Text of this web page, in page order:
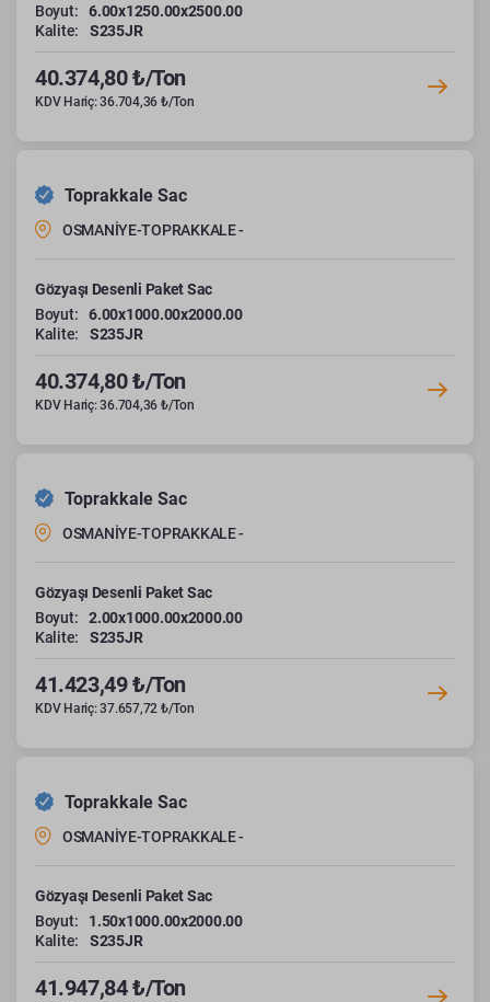
Boyut:
6.00x1250.00x2500.00
Kalite:
S235JR
40.374,80 ₺/Ton
KDV Hariç: 36.704,36 ₺/Ton
Toprakkale Sac
OSMANİYE-TOPRAKKALE -
Gözyaşı Desenli Paket Sac
Boyut:
6.00x1000.00x2000.00
Kalite:
S235JR
40.374,80 ₺/Ton
KDV Hariç: 36.704,36 ₺/Ton
Toprakkale Sac
OSMANİYE-TOPRAKKALE -
Gözyaşı Desenli Paket Sac
Boyut:
2.00x1000.00x2000.00
Kalite:
S235JR
41.423,49 ₺/Ton
KDV Hariç: 37.657,72 ₺/Ton
Toprakkale Sac
OSMANİYE-TOPRAKKALE -
Gözyaşı Desenli Paket Sac
Boyut:
1.50x1000.00x2000.00
Kalite:
S235JR
41.947,84 ₺/Ton